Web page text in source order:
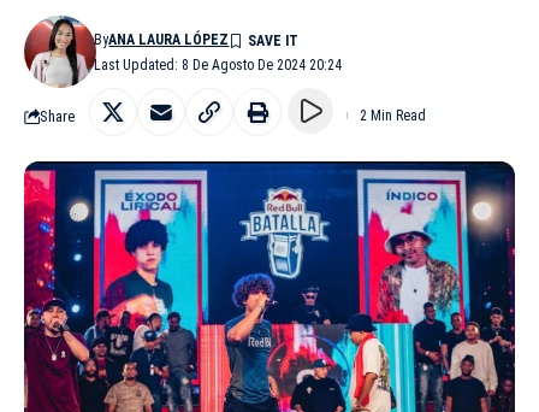
Last Updated: 8 De Agosto De 2024 20:24
ByANA LAURA LÓPEZ
Share 2 Min Read